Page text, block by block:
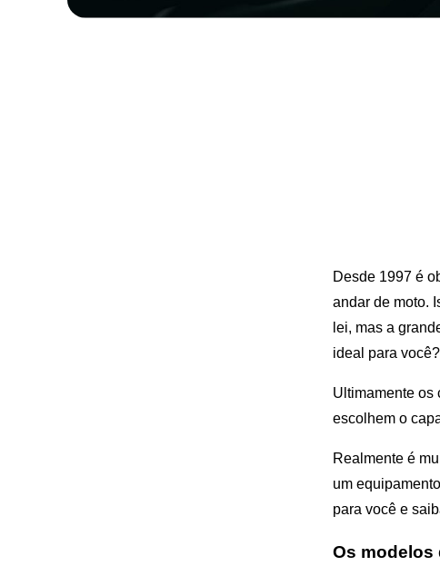
Desde 1997 é
andar de moto.
lei, mas a
ideal para você?
Ultimamente os
escolhem o
Realmente é
um
para você e
Os modelos